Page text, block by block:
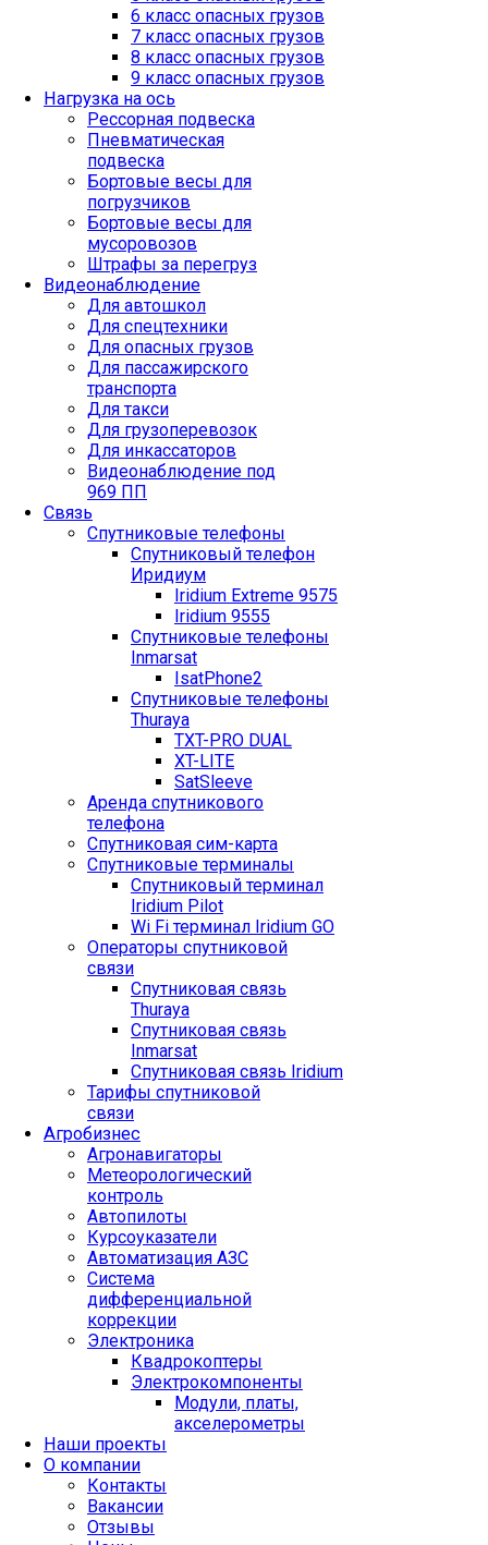
6 класс опасных грузов
7 класс опасных грузов
8 класс опасных грузов
9 класс опасных грузов
Нагрузка на ось
Рессорная подвеска
Пневматическая
подвеска
Бортовые весы для
погрузчиков
Бортовые весы для
мусоровозов
Штрафы за перегруз
Видеонаблюдение
Для автошкол
Для спецтехники
Для опасных грузов
Для пассажирского
транспорта
Для такси
Для грузоперевозок
Для инкассаторов
Видеонаблюдение под
969 ПП
Связь
Спутниковые телефоны
Спутниковый телефон
Иридиум
Iridium Extreme 9575
Iridium 9555
Спутниковые телефоны
Inmarsat
IsatPhone2
Спутниковые телефоны
Thuraya
TXT-PRO DUAL
XT-LITE
SatSleeve
Аренда спутникового
телефона
Спутниковая сим-карта
Спутниковые терминалы
Спутниковый терминал
Iridium Pilot
Wi Fi терминал Iridium GO
Операторы спутниковой
связи
Спутниковая связь
Thuraya
Спутниковая связь
Inmarsat
Спутниковая связь Iridium
Тарифы спутниковой
связи
Агробизнес
Агронавигаторы
Метеорологический
контроль
Автопилоты
Курсоуказатели
Автоматизация АЗС
Система
дифференциальной
коррекции
Электроника
Квадрокоптеры
Электрокомпоненты
Модули, платы,
акселерометры
Наши проекты
О компании
Контакты
Вакансии
Отзывы